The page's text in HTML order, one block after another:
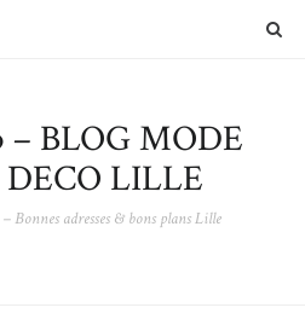
– BLOG MODE
LILLE
Bonnes adresses & bons plans Lille